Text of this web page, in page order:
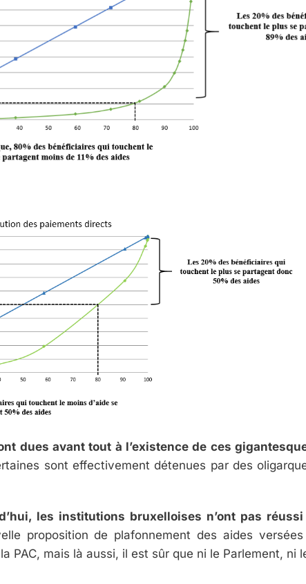
dues avant tout à l’existence de ces
sont effectivement détenues par des
les institutions bruxelloises n’ont pas
proposition de plafonnement des aides
PAC, mais là aussi, il est sûr que ni le Parlement, ni